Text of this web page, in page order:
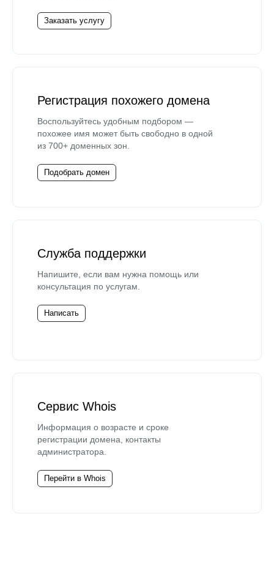
Заказать услугу
Регистрация похожего домена
Воспользуйтесь удобным подбором —
похожее имя может быть свободно в одной
из 700+ доменных зон.
Подобрать домен
Служба поддержки
Напишите, если вам нужна помощь или
консультация по услугам.
Написать
Сервис Whois
Информация о возрасте и сроке
регистрации домена, контакты
администратора.
Перейти в Whois